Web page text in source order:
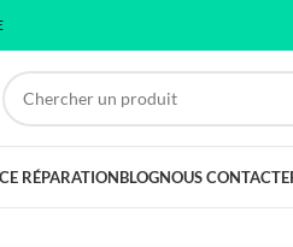
RÉPARATIONBLOGNOUS